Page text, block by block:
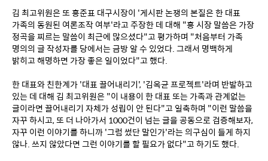
김 최고위원은 또 홍준표 대구시장이 '게시판 논쟁의 본질은 한 대표
가족의 동원된 여론조작 여부'라고 주장한 데 대해 "홍 시장 말씀은 가장
정곡을 찌르는 말씀이 최근에 많으셨다"고 평가하며 "처음부터 가족
명의의 글 작성자를 당에서는 금방 알 수 있었다. 그래서 명백하게
밝히고 해명하면 가장 좋은 일이었다"고 했다.
한 대표와 친한계가 '대표 끌어내리기', '김옥균 프로젝트'라며 반발하고
있는 데 대해 김 최고위원은 "이 내용이 한 대표 또는 가족과 관계없는
글이라면 끌어내리기 자체가 성립이 안 된다"고 일축하며 "이런 말씀을
자꾸 하시고, 또 더 나아가서 1000건이 넘는 글을 공동으로 검증해보자,
자꾸 이런 이야기를 하니까 '그럼 썼단 말인가'라는 의구심이 들게 하지
않나. 쓰지 않았다면 그런 이야기를 할 필요가 없다"고 하기도 했다.